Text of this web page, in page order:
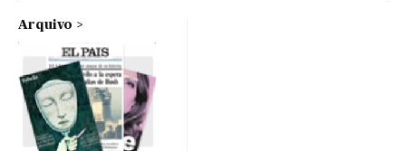
Arquivo